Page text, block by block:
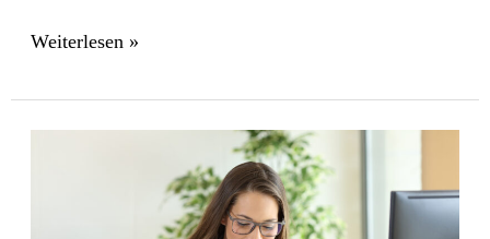
Weiterlesen »